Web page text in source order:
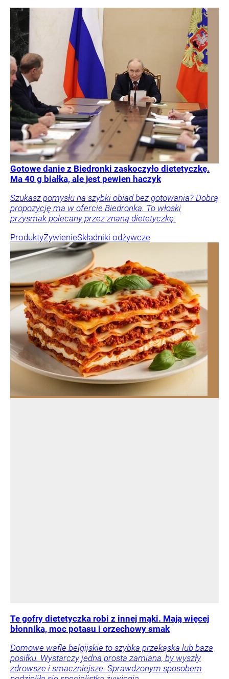
Gotowe danie z Biedronki zaskoczyło dietetyczkę.
Ma 40 g białka, ale jest pewien haczyk
Szukasz pomysłu na szybki obiad bez gotowania? Dobrą
propozycję ma w ofercie Biedronka. To włoski
przysmak polecany przez znaną dietetyczkę.
ProduktyŻywienieSkładniki odżywcze
Te gofry dietetyczka robi z innej mąki. Mają więcej
błonnika, moc potasu i orzechowy smak
Domowe wafle belgijskie to szybka przekąska lub baza
posiłku. Wystarczy jedna prosta zamiana, by wyszły
zdrowsze i smaczniejsze. Sprawdzonym sposobem